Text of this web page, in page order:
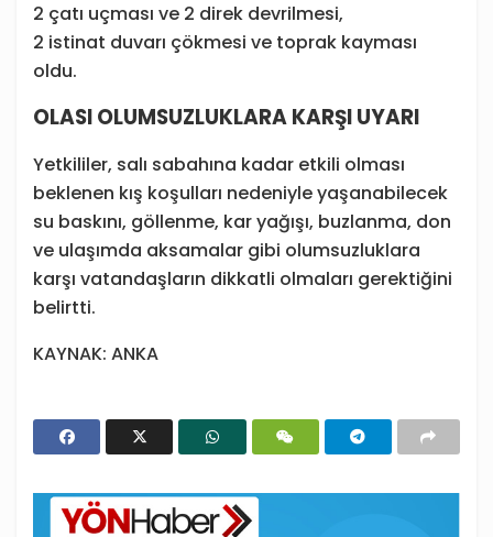
2 çatı uçması ve 2 direk devrilmesi,
2 istinat duvarı çökmesi ve toprak kayması
oldu.
OLASI OLUMSUZLUKLARA KARŞI UYARI
Yetkililer, salı sabahına kadar etkili olması
beklenen kış koşulları nedeniyle yaşanabilecek
su baskını, göllenme, kar yağışı, buzlanma, don
ve ulaşımda aksamalar gibi olumsuzluklara
karşı vatandaşların dikkatli olmaları gerektiğini
belirtti.
KAYNAK: ANKA